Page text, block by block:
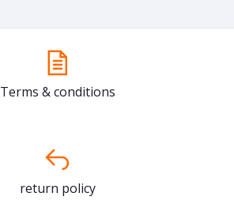
Terms & conditions
return policy